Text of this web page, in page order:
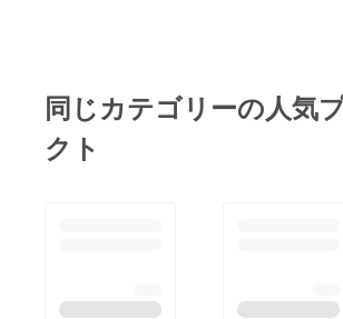
同じカテゴリーの人気
クト